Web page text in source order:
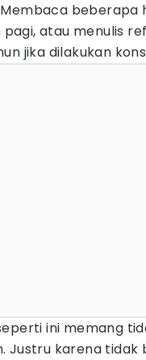
beberapa
pagi, atau menulis
jika dilakukan
ini memang
Justru karena tidak